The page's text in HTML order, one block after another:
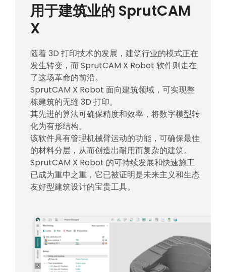
用于建筑业的 SprutCAM
X
随着 3D 打印技术的发展，建筑行业的模式正在
发生转变，而 SprutCAM X Robot 软件则走在
了这场革命的前沿。
SprutCAM X Robot 面向建筑领域，可实现整
栋建筑的无缝 3D 打印。
其先进的算法可确保精度和效率，将数字模型转
化为有形结构。
该软件具有管理机械臂运动的功能，可确保最佳
的材料分层，从而创造出耐用而复杂的建筑。
SprutCAM X Robot 的可持续发展和快速施工
已成为重中之重，它已被证明是未来主义和生态
友好型建筑设计的宝贵工具。